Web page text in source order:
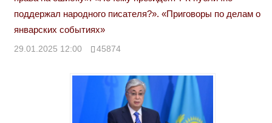
поддержал народного писателя?». «Приговоры по делам о
январских событиях»
29.01.2025 12:00 45874